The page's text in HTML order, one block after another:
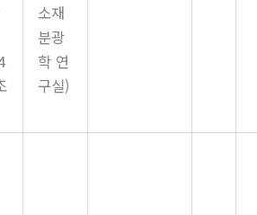
소재
분광
학 연
구실)